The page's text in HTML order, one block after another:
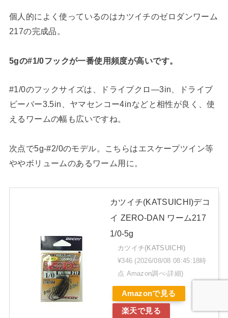
個人的によく使っているのはカツイチのゼロダンワーム
217の完成品。
5gの#1/0フックが一番使用頻度が高いです。
#1/0のフックサイズは、ドライブクロ―3in、ドライブ
ビーバー3.5in、ヤマセンコー4inなどと相性が良く、使
えるワームの幅も広いですね。
次点で5g-#2/0のモデル。こちらはエスケープツイン等
ややボリュームのあるワーム用に。
カツイチ(KATSUICHI)デコ
イ ZERO-DAN ワーム217
1/0-5g
カツイチ(KATSUICHI)
¥346 (2026/08/08 08:45:18時
点 Amazon調べ-詳細)
Amazonで見る
楽天で見る